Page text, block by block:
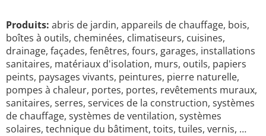
Produits: abris de jardin, appareils de chauffage, bois,
boîtes à outils, cheminées, climatiseurs, cuisines,
drainage, façades, fenêtres, fours, garages, installations
sanitaires, matériaux d'isolation, murs, outils, papiers
peints, paysages vivants, peintures, pierre naturelle,
pompes à chaleur, portes, portes, revêtements muraux,
sanitaires, serres, services de la construction, systèmes
de chauffage, systèmes de ventilation, systèmes
solaires, technique du bâtiment, toits, tuiles, vernis, …